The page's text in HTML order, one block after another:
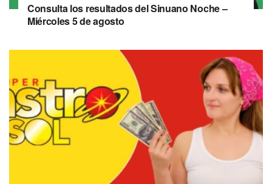
Consulta los resultados del Sinuano Noche –
Miércoles 5 de agosto